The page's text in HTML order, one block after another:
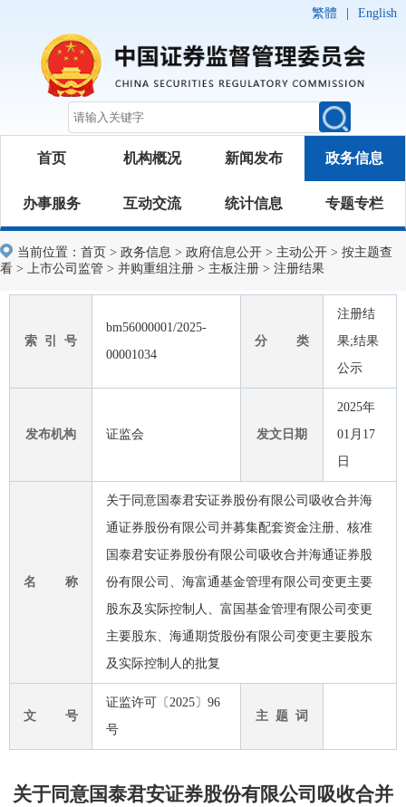
繁體 English
首页 机构概况 新闻发布 政务信息
办事服务 互动交流 统计信息 专题专栏
当前位置： 首页 > 政务信息 > 政府信息公开 > 主动公开 > 按主题查
看 > 上市公司监管 > 并购重组注册 > 主板注册 > 注册结果
索 引 号
bm56000001/2025-
00001034
分 类
注册结
果;结果
公示
发布机构 证监会 发文日期
2025年
01月17
日
名 称
关于同意国泰君安证券股份有限公司吸收合并海
通证券股份有限公司并募集配套资金注册、核准
国泰君安证券股份有限公司吸收合并海通证券股
份有限公司、海富通基金管理有限公司变更主要
股东及实际控制人、富国基金管理有限公司变更
主要股东、海通期货股份有限公司变更主要股东
及实际控制人的批复
文 号
证监许可〔2025〕96
号
主 题 词
关于同意国泰君安证券股份有限公司吸收合并